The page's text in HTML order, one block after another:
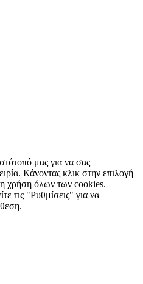
μας για να σας
Κάνοντας κλικ στην επιλογή
χρήση όλων των cookies.
τις "Ρυθμίσεις" για να